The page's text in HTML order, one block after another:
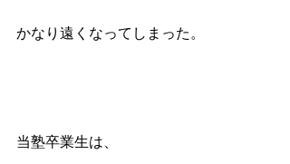
かなり遠くなってしまった。
当塾卒業生は、